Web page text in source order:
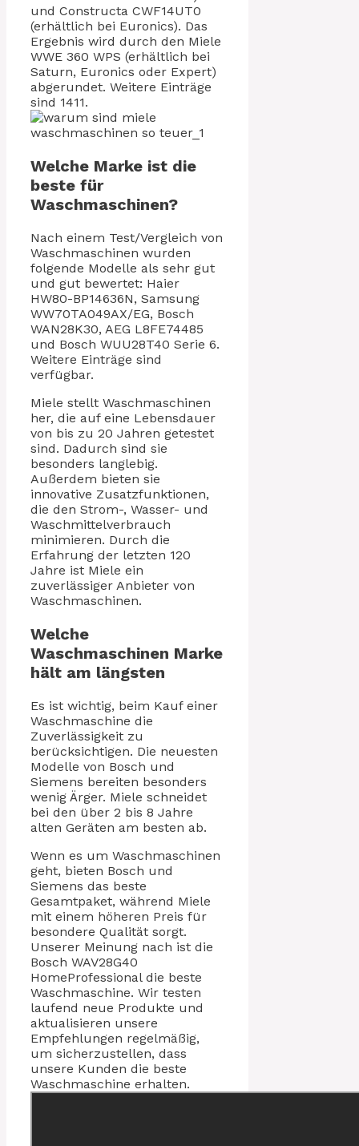
und Constructa CWF14UT0
(erhältlich bei Euronics). Das
Ergebnis wird durch den Miele
WWE 360 WPS (erhältlich bei
Saturn, Euronics oder Expert)
abgerundet. Weitere Einträge
sind 1411.
Welche Marke ist die
beste für
Waschmaschinen?
Nach einem Test/Vergleich von
Waschmaschinen wurden
folgende Modelle als sehr gut
und gut bewertet: Haier
HW80-BP14636N, Samsung
WW70TA049AX/EG, Bosch
WAN28K30, AEG L8FE74485
und Bosch WUU28T40 Serie 6.
Weitere Einträge sind
verfügbar.
Miele stellt Waschmaschinen
her, die auf eine Lebensdauer
von bis zu 20 Jahren getestet
sind. Dadurch sind sie
besonders langlebig.
Außerdem bieten sie
innovative Zusatzfunktionen,
die den Strom-, Wasser- und
Waschmittelverbrauch
minimieren. Durch die
Erfahrung der letzten 120
Jahre ist Miele ein
zuverlässiger Anbieter von
Waschmaschinen.
Welche
Waschmaschinen Marke
hält am längsten
Es ist wichtig, beim Kauf einer
Waschmaschine die
Zuverlässigkeit zu
berücksichtigen. Die neuesten
Modelle von Bosch und
Siemens bereiten besonders
wenig Ärger. Miele schneidet
bei den über 2 bis 8 Jahre
alten Geräten am besten ab.
Wenn es um Waschmaschinen
geht, bieten Bosch und
Siemens das beste
Gesamtpaket, während Miele
mit einem höheren Preis für
besondere Qualität sorgt.
Unserer Meinung nach ist die
Bosch WAV28G40
HomeProfessional die beste
Waschmaschine. Wir testen
laufend neue Produkte und
aktualisieren unsere
Empfehlungen regelmäßig,
um sicherzustellen, dass
unsere Kunden die beste
Waschmaschine erhalten.